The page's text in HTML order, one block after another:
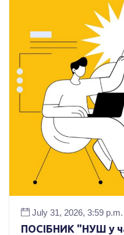
July 31, 2026, 3:59 p.m.
ПОСІБНИК "НУШ у